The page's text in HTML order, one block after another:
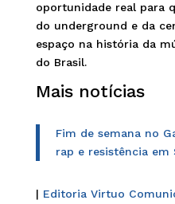
oportunidade real para
do underground e da
espaço na história da
do Brasil.
Mais notícias
Fim de semana no
rap e resistência em
| Editoria Virtuo